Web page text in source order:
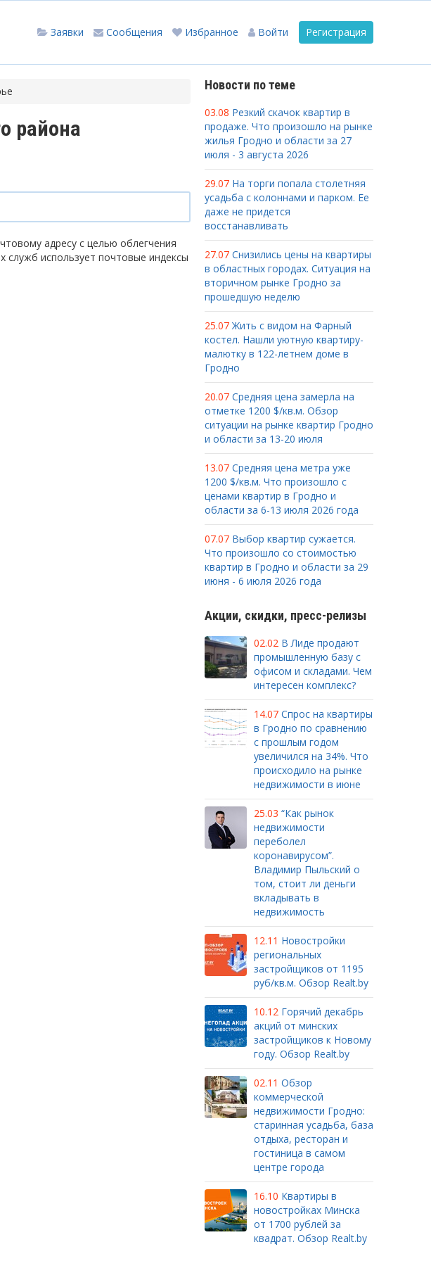
Регистрация
Войти
Избранное
Сообщения
Заявки
района
адресу с целью облегчения
использует почтовые индексы
Новости по теме
03.08 Резкий скачок квартир в
продаже. Что произошло на рынке
жилья Гродно и области за 27
июля - 3 августа 2026
29.07 На торги попала столетняя
усадьба с колоннами и парком. Ее
даже не придется
восстанавливать
27.07 Снизились цены на квартиры
в областных городах. Ситуация на
вторичном рынке Гродно за
прошедшую неделю
25.07 Жить с видом на Фарный
костел. Нашли уютную квартиру-
малютку в 122-летнем доме в
Гродно
20.07 Средняя цена замерла на
отметке 1200 $/кв.м. Обзор
ситуации на рынке квартир Гродно
и области за 13-20 июля
13.07 Средняя цена метра уже
1200 $/кв.м. Что произошло с
ценами квартир в Гродно и
области за 6-13 июля 2026 года
07.07 Выбор квартир сужается.
Что произошло со стоимостью
квартир в Гродно и области за 29
июня - 6 июля 2026 года
Акции, скидки, пресс-релизы
02.02 В Лиде продают
промышленную базу с
офисом и складами. Чем
интересен комплекс?
14.07 Спрос на квартиры
в Гродно по сравнению
с прошлым годом
увеличился на 34%. Что
происходило на рынке
недвижимости в июне
25.03 “Как рынок
недвижимости
переболел
коронавирусом”.
Владимир Пыльский о
том, стоит ли деньги
вкладывать в
недвижимость
12.11 Новостройки
региональных
застройщиков от 1195
руб/кв.м. Обзор Realt.by
10.12 Горячий декабрь
акций от минских
застройщиков к Новому
году. Обзор Realt.by
02.11 Обзор
коммерческой
недвижимости Гродно:
старинная усадьба, база
отдыха, ресторан и
гостиница в самом
центре города
16.10 Квартиры в
новостройках Минска
от 1700 рублей за
квадрат. Обзор Realt.by